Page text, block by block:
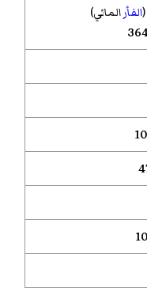
(الفأر المائي)